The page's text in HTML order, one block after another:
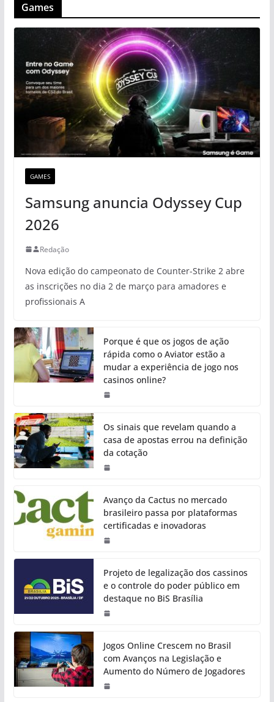
Games
GAMES
Samsung anuncia Odyssey Cup
2026
Redação
Nova edição do campeonato de Counter-Strike 2 abre
as inscrições no dia 2 de março para amadores e
profissionais A
Porque é que os jogos de ação
rápida como o Aviator estão a
mudar a experiência de jogo nos
casinos online?
Os sinais que revelam quando a
casa de apostas errou na definição
da cotação
Avanço da Cactus no mercado
brasileiro passa por plataformas
certificadas e inovadoras
Projeto de legalização dos cassinos
e o controle do poder público em
destaque no BiS Brasília
Jogos Online Crescem no Brasil
com Avanços na Legislação e
Aumento do Número de Jogadores